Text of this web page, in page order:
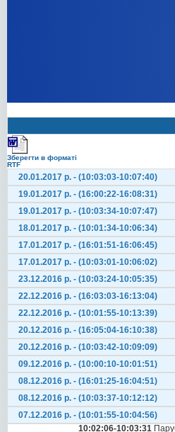
Зберегти в форматі
RTF
20.01.2017 р. - (10:03:03-10:07:40)
19.01.2017 р. - (16:00:22-16:08:31)
19.01.2017 р. - (10:03:34-10:07:47)
18.01.2017 р. - (10:01:34-10:06:34)
17.01.2017 р. - (16:01:51-16:06:45)
17.01.2017 р. - (10:03:01-10:06:02)
23.12.2016 р. - (10:03:24-10:05:35)
22.12.2016 р. - (16:03:03-16:13:04)
22.12.2016 р. - (10:01:55-10:13:39)
20.12.2016 р. - (16:05:04-16:10:38)
20.12.2016 р. - (10:03:42-10:09:09)
09.12.2016 р. - (10:00:10-10:01:51)
08.12.2016 р. - (16:01:25-16:04:51)
08.12.2016 р. - (10:03:37-10:12:12)
07.12.2016 р. - (10:01:55-10:04:56)
10:02:06-10:03:31